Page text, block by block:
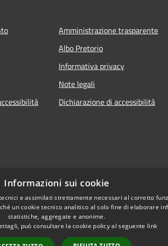
Amministrazione trasparente
Albo Pretorio
Informativa privacy
Note legali
Dichiarazione di accessibilità
Informazioni sui cookie
e assimilati strettamente necessari al corretto
un cookie tecnico analitico al solo fine di elaborare
statistiche, aggregate e anonime.
può consultare la cookie policy al seguente link